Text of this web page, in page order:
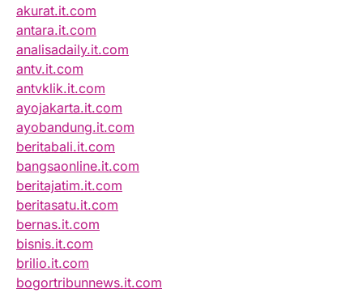
akurat.it.com
antara.it.com
analisadaily.it.com
antv.it.com
antvklik.it.com
ayojakarta.it.com
ayobandung.it.com
beritabali.it.com
bangsaonline.it.com
beritajatim.it.com
beritasatu.it.com
bernas.it.com
bisnis.it.com
brilio.it.com
bogortribunnews.it.com